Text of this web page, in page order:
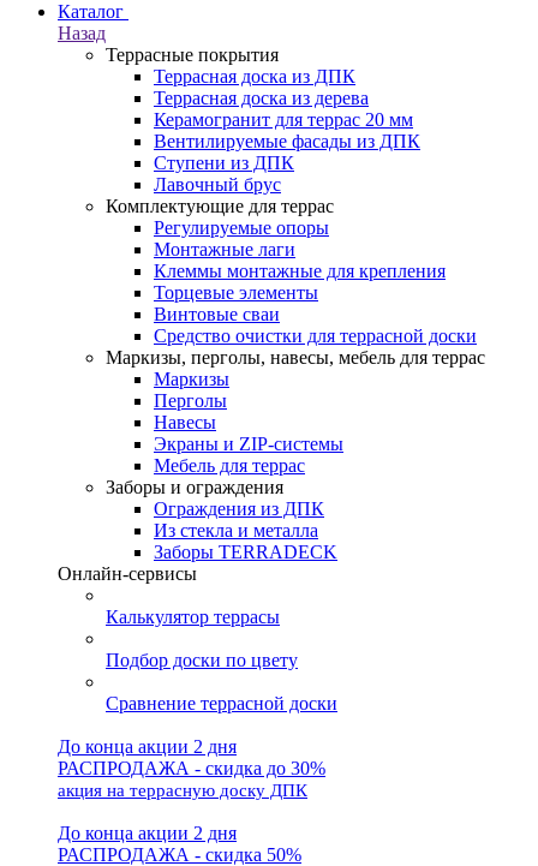
Каталог
Назад
Террасные покрытия
Террасная доска из ДПК
Террасная доска из дерева
Керамогранит для террас 20 мм
Вентилируемые фасады из ДПК
Ступени из ДПК
Лавочный брус
Комплектующие для террас
Регулируемые опоры
Монтажные лаги
Клеммы монтажные для крепления
Торцевые элементы
Винтовые сваи
Средство очистки для террасной доски
Маркизы, перголы, навесы, мебель для террас
Маркизы
Перголы
Навесы
Экраны и ZIP-системы
Мебель для террас
Заборы и ограждения
Ограждения из ДПК
Из стекла и металла
Заборы TERRADECK
Онлайн-сервисы
Калькулятор террасы
Подбор доски по цвету
Сравнение террасной доски
До конца акции 2 дня
РАСПРОДАЖА - скидка до 30%
акция на террасную доску ДПК
До конца акции 2 дня
РАСПРОДАЖА - скидка 50%